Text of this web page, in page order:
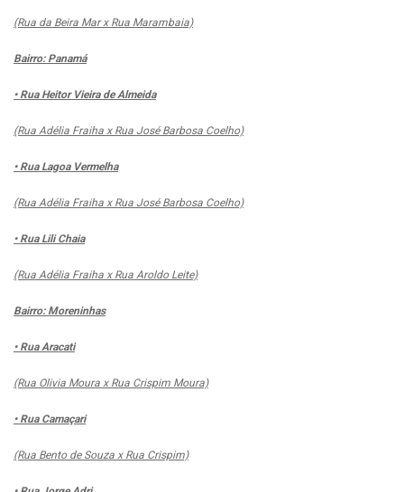
(Rua da Beira Mar x Rua Marambaia)
Bairro: Panamá
• Rua Heitor Vieira de Almeida
(Rua Adélia Fraiha x Rua José Barbosa Coelho)
• Rua Lagoa Vermelha
(Rua Adélia Fraiha x Rua José Barbosa Coelho)
• Rua Lili Chaia
(Rua Adélia Fraiha x Rua Aroldo Leite)
Bairro: Moreninhas
• Rua Aracati
(Rua Olivia Moura x Rua Crispim Moura)
• Rua Camaçari
(Rua Bento de Souza x Rua Crispim)